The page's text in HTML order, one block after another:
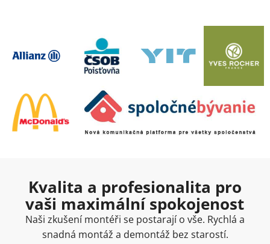
Kvalita a profesionalita pro
vaši maximální spokojenost
Naši zkušení montéři se postarají o vše. Rychlá a
snadná montáž a demontáž bez starostí.